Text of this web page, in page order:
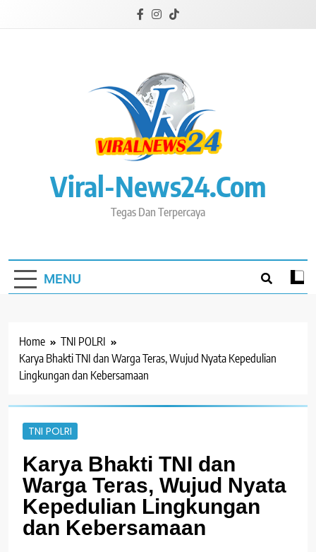
Viral-News24.com
Tegas Dan Terpercaya
MENU
Home
TNI POLRI
Karya Bhakti TNI dan Warga Teras, Wujud Nyata Kepedulian
Lingkungan dan Kebersamaan
TNI POLRI
Karya Bhakti TNI dan
Warga Teras, Wujud Nyata
Kepedulian Lingkungan
dan Kebersamaan